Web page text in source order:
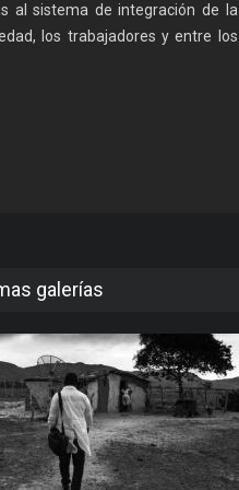
al sistema de integración de la
los trabajadores y entre los
galerías